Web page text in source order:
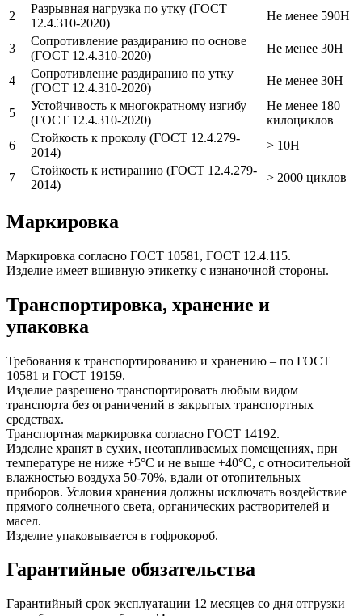
2
Разрывная нагрузка по утку (ГОСТ
12.4.310-2020)
Не менее 590Н
3
Сопротивление раздиранию по основе
(ГОСТ 12.4.310-2020)
Не менее 30Н
4
Сопротивление раздиранию по утку
(ГОСТ 12.4.310-2020)
Не менее 30Н
5
Устойчивость к многократному изгибу
(ГОСТ 12.4.310-2020)
Не менее 180
килоциклов
6
Стойкость к проколу (ГОСТ 12.4.279-
2014)
> 10Н
7
Стойкость к истиранию (ГОСТ 12.4.279-
2014)
> 2000 циклов
Маркировка
Маркировка согласно ГОСТ 10581, ГОСТ 12.4.115.
Изделие имеет вшивную этикетку с изнаночной стороны.
Транспортировка, хранение и
упаковка
Требования к транспортированию и хранению – по ГОСТ
10581 и ГОСТ 19159.
Изделие разрешено транспортировать любым видом
транспорта без ограничений в закрытых транспортных
средствах.
Транспортная маркировка согласно ГОСТ 14192.
Изделие хранят в сухих, неотапливаемых помещениях, при
температуре не ниже +5°С и не выше +40°С, с относительной
влажностью воздуха 50-70%, вдали от отопительных
приборов. Условия хранения должны исключать воздействие
прямого солнечного света, органических растворителей и
масел.
Изделие упаковывается в гофрокороб.
Гарантийные обязательства
Гарантийный срок эксплуатации 12 месяцев со дня отгрузки